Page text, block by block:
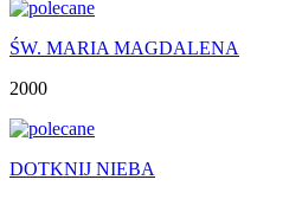
ŚW. MARIA MAGDALENA
2000
DOTKNIJ NIEBA